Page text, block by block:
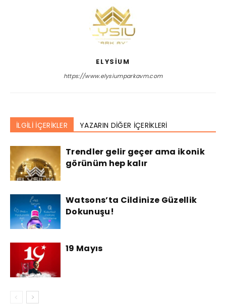
ELYSIUM
https://www.elysiumparkavm.com
İLGİLİ İÇERİKLER YAZARIN DİĞER İÇERİKLERİ
Trendler gelir geçer ama ikonik
görünüm hep kalır
Watsons’ta Cildinize Güzellik
Dokunuşu!
19 Mayıs